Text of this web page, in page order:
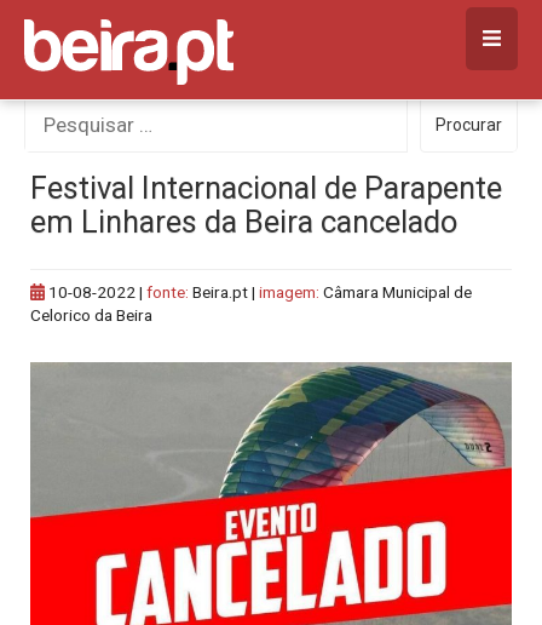
Skip
content
Procurar
por:
Procurar
Festival Internacional de Parapente
em Linhares da Beira cancelado
10-08-2022 | fonte: Beira.pt | imagem: Câmara Municipal de
Celorico da Beira